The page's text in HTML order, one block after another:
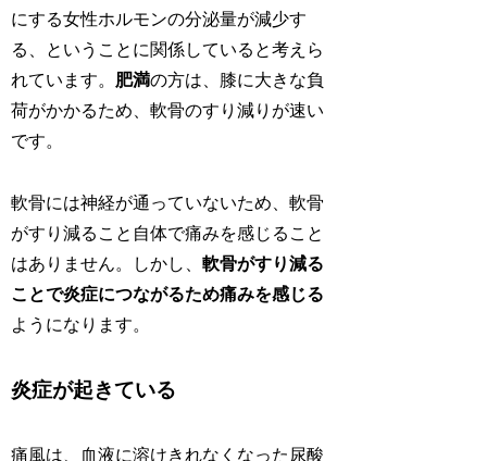
にする女性ホルモンの分泌量が減少す
る、ということに関係していると考えら
れています。 肥満の方は、膝に大きな負
荷がかかるため、軟骨のすり減りが速い
です。
軟骨には神経が通っていないため、軟骨
がすり減ること自体で痛みを感じること
はありません。しかし、軟骨がすり減る
ことで炎症につながるため痛みを感じる
ようになります。
炎症が起きている
痛風は、血液に溶けきれなくなった尿酸